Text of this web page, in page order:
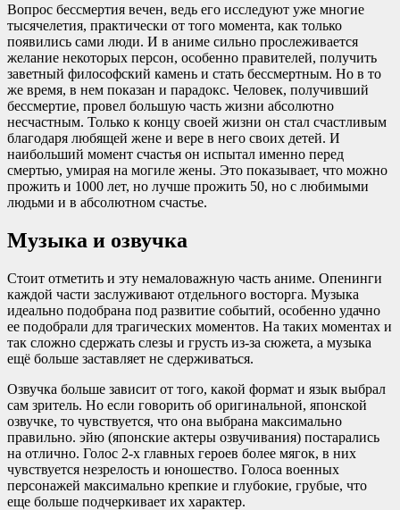
Вопрос бессмертия вечен, ведь его исследуют уже многие
тысячелетия, практически от того момента, как только
появились сами люди. И в аниме сильно прослеживается
желание некоторых персон, особенно правителей, получить
заветный философский камень и стать бессмертным. Но в то
же время, в нем показан и парадокс. Человек, получивший
бессмертие, провел большую часть жизни абсолютно
несчастным. Только к концу своей жизни он стал счастливым
благодаря любящей жене и вере в него своих детей. И
наибольший момент счастья он испытал именно перед
смертью, умирая на могиле жены. Это показывает, что можно
прожить и 1000 лет, но лучше прожить 50, но с любимыми
людьми и в абсолютном счастье.
Музыка и озвучка
Стоит отметить и эту немаловажную часть аниме. Опенинги
каждой части заслуживают отдельного восторга. Музыка
идеально подобрана под развитие событий, особенно удачно
ее подобрали для трагических моментов. На таких моментах и
так сложно сдержать слезы и грусть из-за сюжета, а музыка
ещё больше заставляет не сдерживаться.
Озвучка больше зависит от того, какой формат и язык выбрал
сам зритель. Но если говорить об оригинальной, японской
озвучке, то чувствуется, что она выбрана максимально
правильно. эйю (японские актеры озвучивания) постарались
на отлично. Голос 2-х главных героев более мягок, в них
чувствуется незрелость и юношество. Голоса военных
персонажей максимально крепкие и глубокие, грубые, что
еще больше подчеркивает их характер.